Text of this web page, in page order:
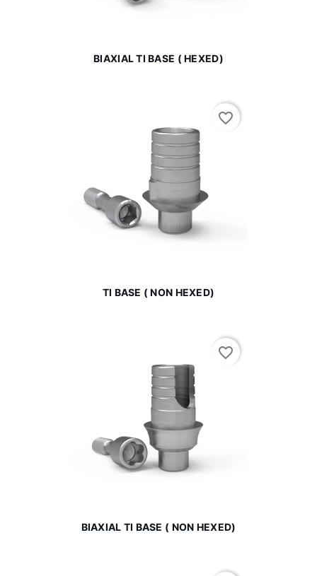
BIAXIAL TI BASE ( HEXED)
TI BASE ( NON HEXED)
favorite_border
BIAXIAL TI BASE ( NON HEXED)
favorite_border